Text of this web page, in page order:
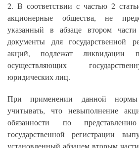
2. В соответствии с частью 2
акционерные общества, не
указанный в абзаце втором
документы для государственной
акций, подлежат ликвидации
осуществляющих
юридических лиц.
При применении данной нормы
учитывать, что невыполнение
обязанности по
государственной регистрации